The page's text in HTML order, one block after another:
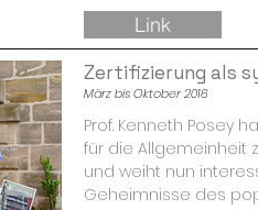
Link
Zertifizierung als
März bis Oktober 2016
Prof. Kenneth Posey
für die Allgemeinheit
und weiht nun
Geheimnisse des